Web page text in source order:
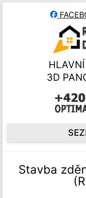
HLAVNÍ
3D
Stavba